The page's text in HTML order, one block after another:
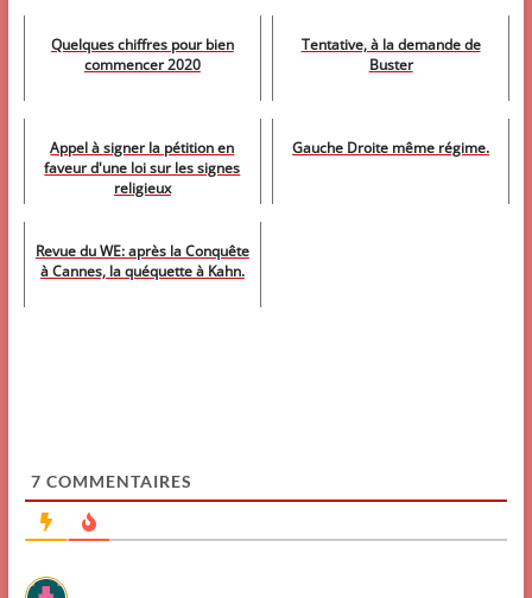
Quelques chiffres pour bien
commencer 2020
Tentative, à la demande de
Buster
Appel à signer la pétition en
faveur d'une loi sur les signes
religieux
Gauche Droite même régime.
Revue du WE: après la Conquête
à Cannes, la quéquette à Kahn.
7 COMMENTAIRES